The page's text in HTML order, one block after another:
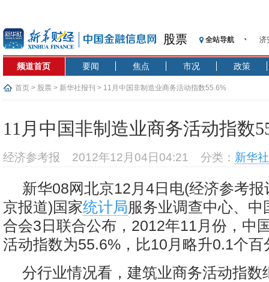
股票 全站导航
济
【
在
基
沥
恒
频道首页 要闻 焦点 市况 政策
首页 > 股票 > 新华社报刊 > 11月中国非制造业商务活动指数55.6%
11月中国非制造业商务活动指数
经济参考报 2012年12月04日04:21 分类： 新华
新华08网北京12月4日电(经济参
京报道)国家统计局服务业调查中心、
合会3日联合公布，2012年11月份，中
活动指数为55.6%，比10月略升0.1个百
分行业情况看，建筑业商务活动指数